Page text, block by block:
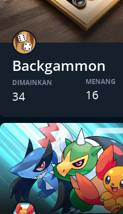
Backgammon
DIMAINKAN
34
MENANG
16